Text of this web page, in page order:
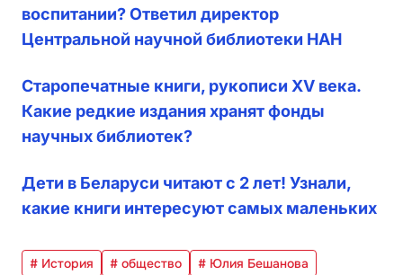
воспитании? Ответил директор
Центральной научной библиотеки НАН
Старопечатные книги, рукописи XV века.
Какие редкие издания хранят фонды
научных библиотек?
Дети в Беларуси читают с 2 лет! Узнали,
какие книги интересуют самых маленьких
# История # общество
# Юлия Бешанова